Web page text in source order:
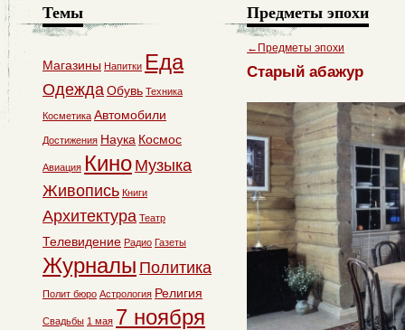
Предметы эпохи
← Предметы эпохи
Старый абажур
Темы
Магазины Напитки Еда
ОдеждаОбувь Техника
Косметика Автомобили
Достижения Наука Космос
Авиация Кино Музыка
Живопись Книги
Архитектура Театр
Телевидение Радио Газеты
Журналы Политика
Полит бюро Астрология Религия
Свадьбы 1 мая 7 ноября